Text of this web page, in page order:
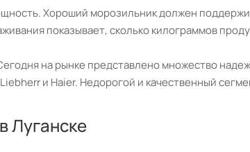
Хороший морозильник должен
показывает, сколько килограммов
на рынке представлено множество
и Haier. Недорогой и качественный
Луганске